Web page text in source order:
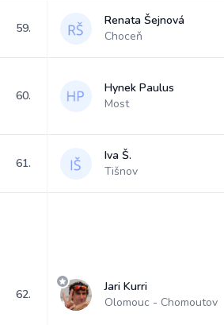
59.
Renata Šejnová
Choceň
60.
Hynek Paulus
Most
61.
Iva Š.
Tišnov
62.
Jari Kurri
Olomouc - Chomoutov